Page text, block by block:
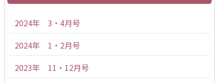
2024年 3・4月号
2024年 1・2月号
2023年 11・12月号